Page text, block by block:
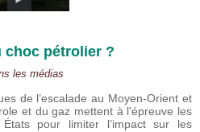
choc pétrolier ?
les médias
de l’escalade au Moyen-Orient et
et du gaz mettent à l'épreuve les
pour limiter l’impact sur les